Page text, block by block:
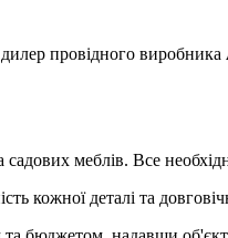
провідного виробника
меблів. Все
деталі та